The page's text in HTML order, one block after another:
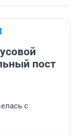
пост
с